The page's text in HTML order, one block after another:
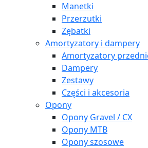
Manetki
Przerzutki
Zębatki
Amortyzatory i dampery
Amortyzatory
Dampery
Zestawy
Części i akcesoria
Opony
Opony Gravel / CX
Opony MTB
Opony szosowe